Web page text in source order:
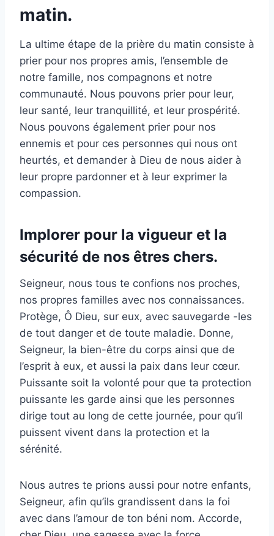
matin.
La ultime étape de la prière du matin consiste à
prier pour nos propres amis, l’ensemble de
notre famille, nos compagnons et notre
communauté. Nous pouvons prier pour leur,
leur santé, leur tranquillité, et leur prospérité.
Nous pouvons également prier pour nos
ennemis et pour ces personnes qui nous ont
heurtés, et demander à Dieu de nous aider à
leur propre pardonner et à leur exprimer la
compassion.
Implorer pour la vigueur et la
sécurité de nos êtres chers.
Seigneur, nous tous te confions nos proches,
nos propres familles avec nos connaissances.
Protège, Ô Dieu, sur eux, avec sauvegarde -les
de tout danger et de toute maladie. Donne,
Seigneur, la bien-être du corps ainsi que de
l’esprit à eux, et aussi la paix dans leur cœur.
Puissante soit la volonté pour que ta protection
puissante les garde ainsi que les personnes
dirige tout au long de cette journée, pour qu’il
puissent vivent dans la protection et la
sérénité.
Nous autres te prions aussi pour notre enfants,
Seigneur, afin qu’ils grandissent dans la foi
avec dans l’amour de ton béni nom. Accorde,